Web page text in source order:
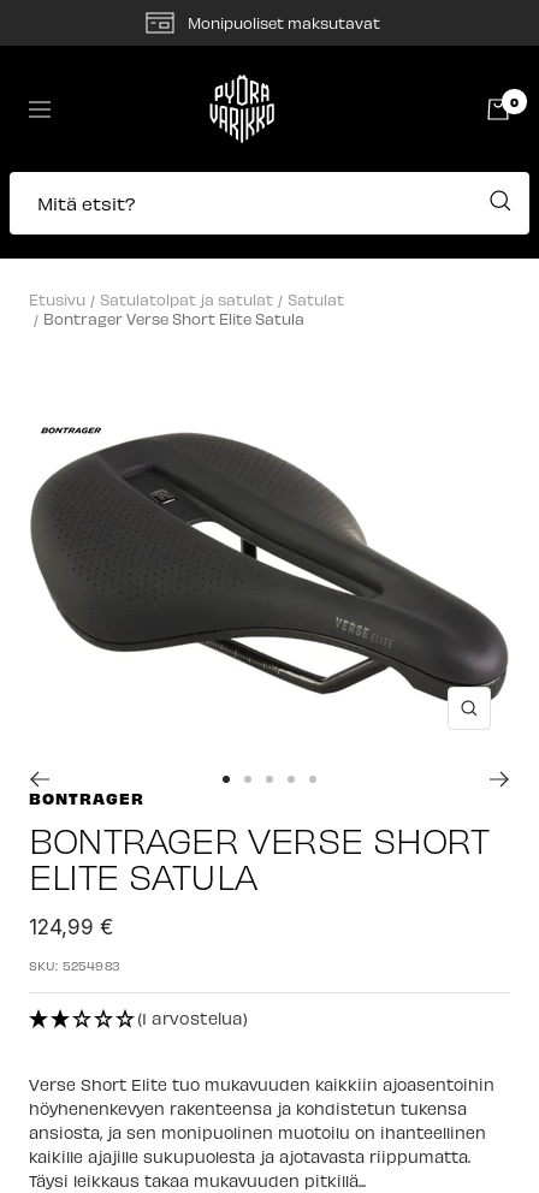
Monipuoliset maksutavat
Navigaatio
Pyörävarikko
0
Mitä etsit?
Etusivu Satulatolpat ja satulat
Satulat
Bontrager Verse Short Elite Satula
1
2 3
4 5
BONTRAGER
BONTRAGER VERSE SHORT
ELITE SATULA
Alennushinta
124,99 €
SKU:5254983
(1 arvostelua)
Verse Short Elite tuo mukavuuden kaikkiin ajoasentoihin
höyhenenkevyen rakenteensa ja kohdistetun tukensa
ansiosta, ja sen monipuolinen muotoilu on ihanteellinen
kaikille ajajille sukupuolesta ja ajotavasta riippumatta.
Täysi leikkaus takaa mukavuuden pitkillä...